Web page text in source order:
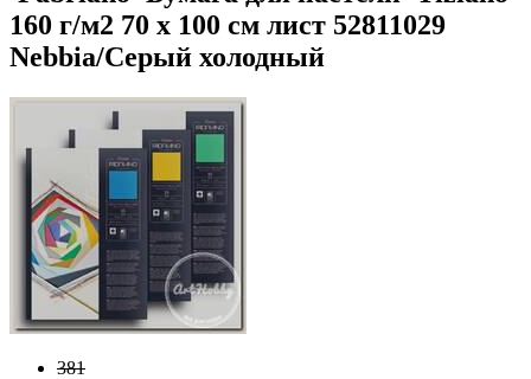
160 г/м2 70 х 100 см лист 52811029
Nebbia/Серый холодный
381